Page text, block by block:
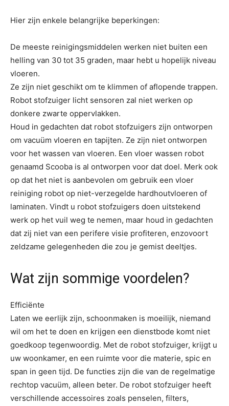
Hier zijn enkele belangrijke beperkingen:
De meeste reinigingsmiddelen werken niet buiten een
helling van 30 tot 35 graden, maar hebt u hopelijk niveau
vloeren.
Ze zijn niet geschikt om te klimmen of aflopende trappen.
Robot stofzuiger licht sensoren zal niet werken op
donkere zwarte oppervlakken.
Houd in gedachten dat robot stofzuigers zijn ontworpen
om vacuüm vloeren en tapijten. Ze zijn niet ontworpen
voor het wassen van vloeren. Een vloer wassen robot
genaamd Scooba is al ontworpen voor dat doel. Merk ook
op dat het niet is aanbevolen om gebruik een vloer
reiniging robot op niet-verzegelde hardhoutvloeren of
laminaten. Vindt u robot stofzuigers doen uitstekend
werk op het vuil weg te nemen, maar houd in gedachten
dat zij niet van een perifere visie profiteren, enzovoort
zeldzame gelegenheden die zou je gemist deeltjes.
Wat zijn sommige voordelen?
Efficiënte
Laten we eerlijk zijn, schoonmaken is moeilijk, niemand
wil om het te doen en krijgen een dienstbode komt niet
goedkoop tegenwoordig. Met de robot stofzuiger, krijgt u
uw woonkamer, en een ruimte voor die materie, spic en
span in geen tijd. De functies zijn die van de regelmatige
rechtop vacuüm, alleen beter. De robot stofzuiger heeft
verschillende accessoires zoals penselen, filters,